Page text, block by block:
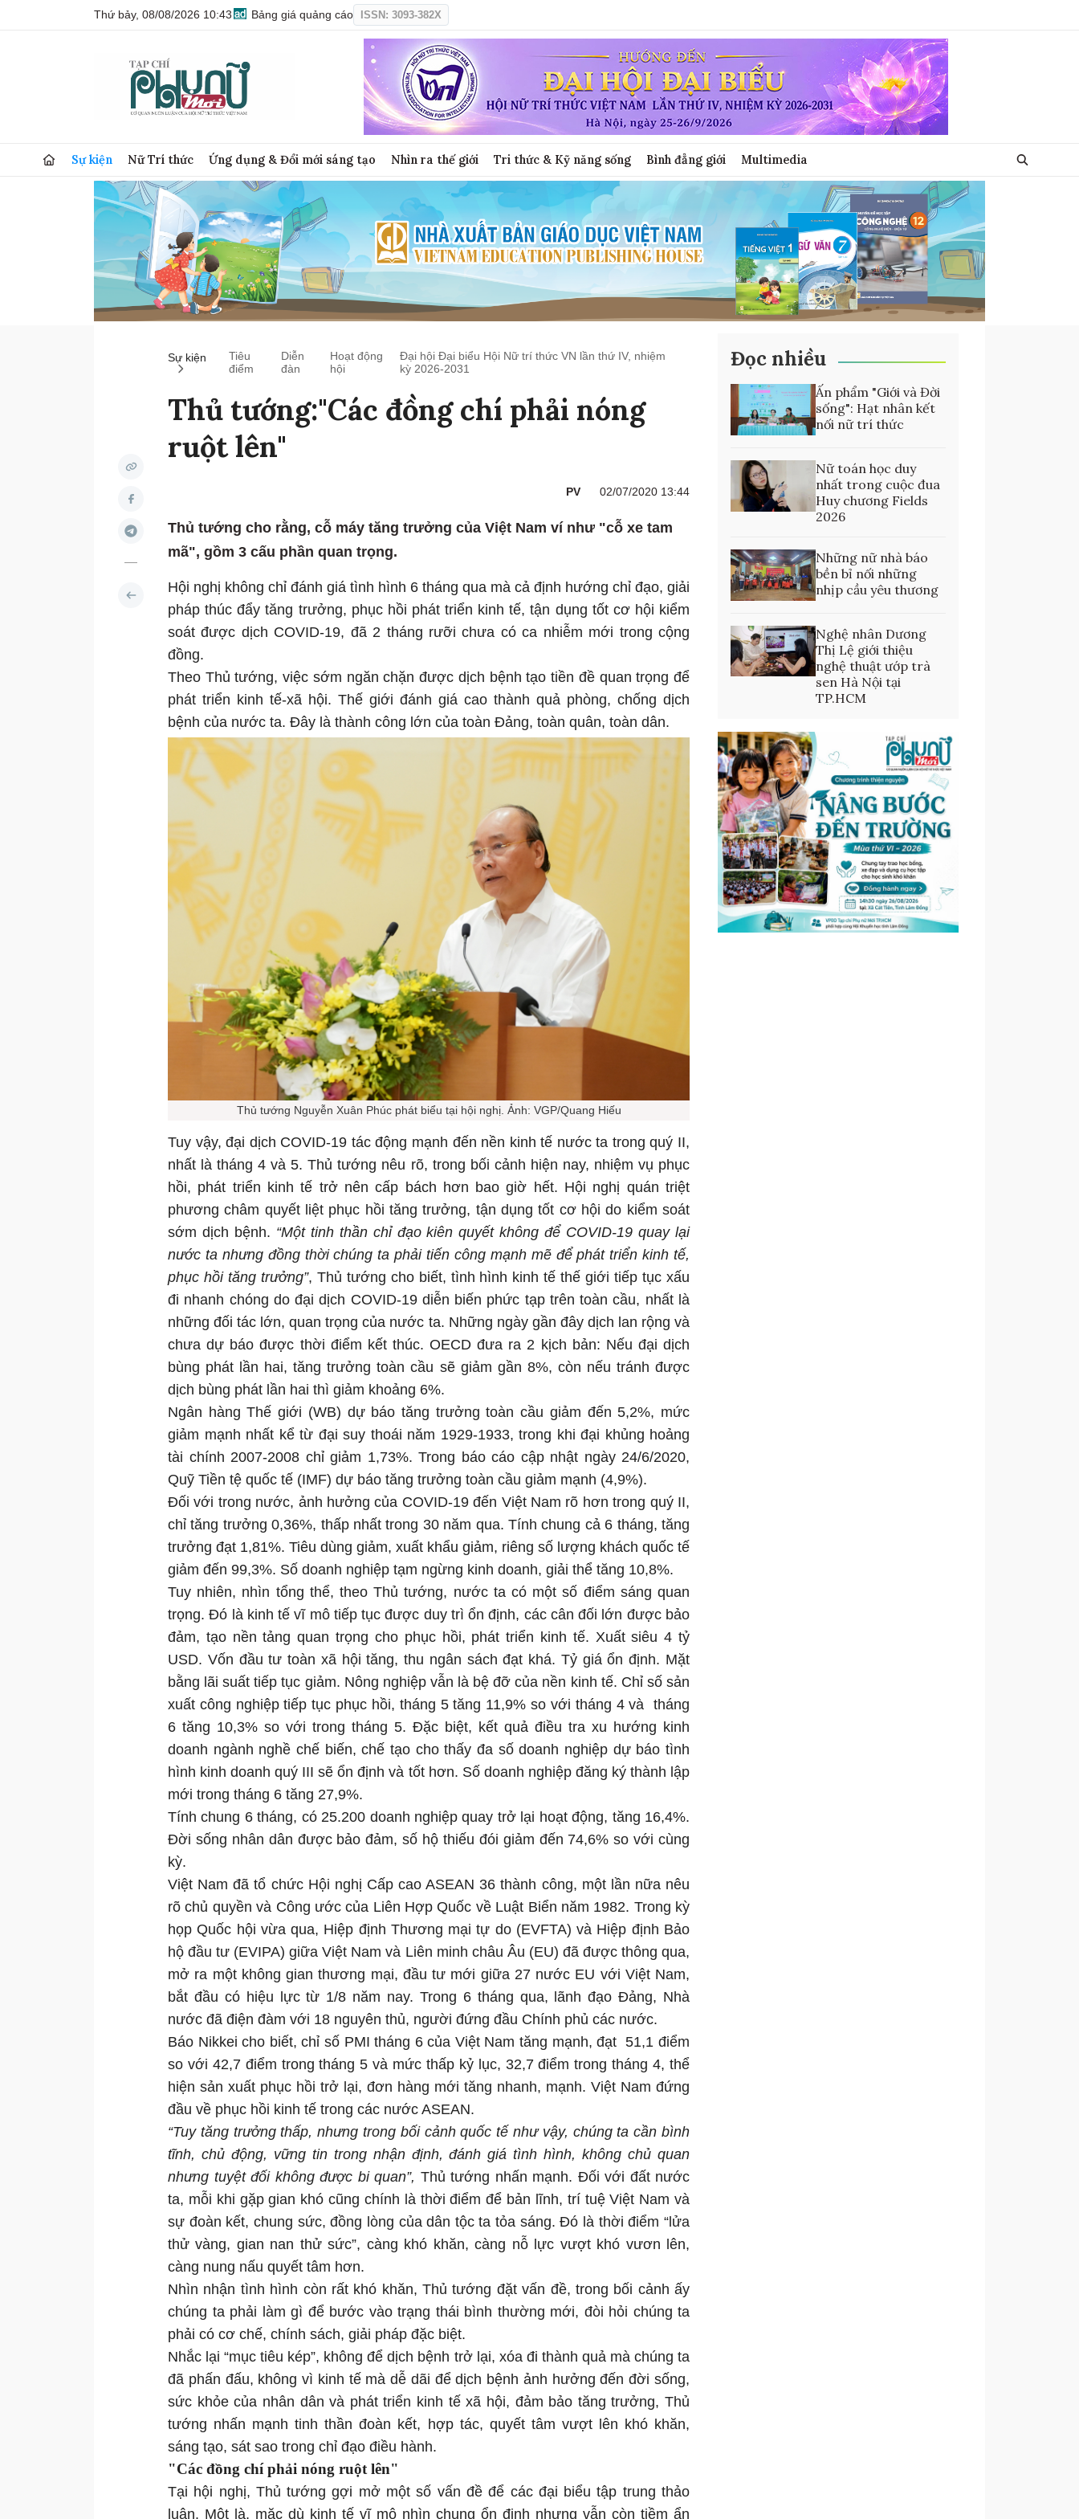
Thứ bảy, 08/08/2026 10:43 Bảng giá quảng cáo ISSN: 3093-382X
Sự kiện Nữ Trí thức Ứng dụng & Đổi mới sáng tạo Nhìn ra thế giới Tri thức & Kỹ năng sống Bình đẳng giới Multimedia
Sự kiện
Tiêu
điểm
Diễn
đàn
Hoạt động
hội
Đại hội Đại biểu Hội Nữ trí thức VN lần thứ IV, nhiệm
kỳ 2026-2031
Thủ tướng:"Các đồng chí phải nóng
ruột lên"
PV 02/07/2020 13:44
Thủ tướng cho rằng, cỗ máy tăng trưởng của Việt Nam ví như "cỗ xe tam
mã", gồm 3 cấu phần quan trọng.
Hội nghị không chỉ đánh giá tình hình 6 tháng qua mà cả định hướng chỉ đạo, giải
pháp thúc đẩy tăng trưởng, phục hồi phát triển kinh tế, tận dụng tốt cơ hội kiểm
soát được dịch COVID-19, đã 2 tháng rưỡi chưa có ca nhiễm mới trong cộng
đồng.
Theo Thủ tướng, việc sớm ngăn chặn được dịch bệnh tạo tiền đề quan trọng để
phát triển kinh tế-xã hội. Thế giới đánh giá cao thành quả phòng, chống dịch
bệnh của nước ta. Đây là thành công lớn của toàn Đảng, toàn quân, toàn dân.
Thủ tướng Nguyễn Xuân Phúc phát biểu tại hội nghị. Ảnh: VGP/Quang Hiếu
Tuy vậy, đại dịch COVID-19 tác động mạnh đến nền kinh tế nước ta trong quý II,
nhất là tháng 4 và 5. Thủ tướng nêu rõ, trong bối cảnh hiện nay, nhiệm vụ phục
hồi, phát triển kinh tế trở nên cấp bách hơn bao giờ hết. Hội nghị quán triệt
phương châm quyết liệt phục hồi tăng trưởng, tận dụng tốt cơ hội do kiểm soát
sớm dịch bệnh. “Một tinh thần chỉ đạo kiên quyết không để COVID-19 quay lại
nước ta nhưng đồng thời chúng ta phải tiến công mạnh mẽ để phát triển kinh tế,
phục hồi tăng trưởng”, Thủ tướng cho biết, tình hình kinh tế thế giới tiếp tục xấu
đi nhanh chóng do đại dịch COVID-19 diễn biến phức tạp trên toàn cầu, nhất là
những đối tác lớn, quan trọng của nước ta. Những ngày gần đây dịch lan rộng và
chưa dự báo được thời điểm kết thúc. OECD đưa ra 2 kịch bản: Nếu đại dịch
bùng phát lần hai, tăng trưởng toàn cầu sẽ giảm gần 8%, còn nếu tránh được
dịch bùng phát lần hai thì giảm khoảng 6%.
Ngân hàng Thế giới (WB) dự báo tăng trưởng toàn cầu giảm đến 5,2%, mức
giảm mạnh nhất kể từ đại suy thoái năm 1929-1933, trong khi đại khủng hoảng
tài chính 2007-2008 chỉ giảm 1,73%. Trong báo cáo cập nhật ngày 24/6/2020,
Quỹ Tiền tệ quốc tế (IMF) dự báo tăng trưởng toàn cầu giảm mạnh (4,9%).
Đối với trong nước, ảnh hưởng của COVID-19 đến Việt Nam rõ hơn trong quý II,
chỉ tăng trưởng 0,36%, thấp nhất trong 30 năm qua. Tính chung cả 6 tháng, tăng
trưởng đạt 1,81%. Tiêu dùng giảm, xuất khẩu giảm, riêng số lượng khách quốc tế
giảm đến 99,3%. Số doanh nghiệp tạm ngừng kinh doanh, giải thể tăng 10,8%.
Tuy nhiên, nhìn tổng thể, theo Thủ tướng, nước ta có một số điểm sáng quan
trọng. Đó là kinh tế vĩ mô tiếp tục được duy trì ổn định, các cân đối lớn được bảo
đảm, tạo nền tảng quan trọng cho phục hồi, phát triển kinh tế. Xuất siêu 4 tỷ
USD. Vốn đầu tư toàn xã hội tăng, thu ngân sách đạt khá. Tỷ giá ổn định. Mặt
bằng lãi suất tiếp tục giảm. Nông nghiệp vẫn là bệ đỡ của nền kinh tế. Chỉ số sản
xuất công nghiệp tiếp tục phục hồi, tháng 5 tăng 11,9% so với tháng 4 và tháng
6 tăng 10,3% so với trong tháng 5. Đặc biệt, kết quả điều tra xu hướng kinh
doanh ngành nghề chế biến, chế tạo cho thấy đa số doanh nghiệp dự báo tình
hình kinh doanh quý III sẽ ổn định và tốt hơn. Số doanh nghiệp đăng ký thành lập
mới trong tháng 6 tăng 27,9%.
Tính chung 6 tháng, có 25.200 doanh nghiệp quay trở lại hoạt động, tăng 16,4%.
Đời sống nhân dân được bảo đảm, số hộ thiếu đói giảm đến 74,6% so với cùng
kỳ.
Việt Nam đã tổ chức Hội nghị Cấp cao ASEAN 36 thành công, một lần nữa nêu
rõ chủ quyền và Công ước của Liên Hợp Quốc về Luật Biển năm 1982. Trong kỳ
họp Quốc hội vừa qua, Hiệp định Thương mại tự do (EVFTA) và Hiệp định Bảo
hộ đầu tư (EVIPA) giữa Việt Nam và Liên minh châu Âu (EU) đã được thông qua,
mở ra một không gian thương mại, đầu tư mới giữa 27 nước EU với Việt Nam,
bắt đầu có hiệu lực từ 1/8 năm nay. Trong 6 tháng qua, lãnh đạo Đảng, Nhà
nước đã điện đàm với 18 nguyên thủ, người đứng đầu Chính phủ các nước.
Báo Nikkei cho biết, chỉ số PMI tháng 6 của Việt Nam tăng mạnh, đạt 51,1 điểm
so với 42,7 điểm trong tháng 5 và mức thấp kỷ lục, 32,7 điểm trong tháng 4, thể
hiện sản xuất phục hồi trở lại, đơn hàng mới tăng nhanh, mạnh. Việt Nam đứng
đầu về phục hồi kinh tế trong các nước ASEAN.
“Tuy tăng trưởng thấp, nhưng trong bối cảnh quốc tế như vậy, chúng ta cần bình
tĩnh, chủ động, vững tin trong nhận định, đánh giá tình hình, không chủ quan
nhưng tuyệt đối không được bi quan”, Thủ tướng nhấn mạnh. Đối với đất nước
ta, mỗi khi gặp gian khó cũng chính là thời điểm để bản lĩnh, trí tuệ Việt Nam và
sự đoàn kết, chung sức, đồng lòng của dân tộc ta tỏa sáng. Đó là thời điểm “lửa
thử vàng, gian nan thử sức”, càng khó khăn, càng nỗ lực vượt khó vươn lên,
càng nung nấu quyết tâm hơn.
Nhìn nhận tình hình còn rất khó khăn, Thủ tướng đặt vấn đề, trong bối cảnh ấy
chúng ta phải làm gì để bước vào trạng thái bình thường mới, đòi hỏi chúng ta
phải có cơ chế, chính sách, giải pháp đặc biệt.
Nhắc lại “mục tiêu kép”, không để dịch bệnh trở lại, xóa đi thành quả mà chúng ta
đã phấn đấu, không vì kinh tế mà dễ dãi để dịch bệnh ảnh hưởng đến đời sống,
sức khỏe của nhân dân và phát triển kinh tế xã hội, đảm bảo tăng trưởng, Thủ
tướng nhấn mạnh tinh thần đoàn kết, hợp tác, quyết tâm vượt lên khó khăn,
sáng tạo, sát sao trong chỉ đạo điều hành.
"Các đồng chí phải nóng ruột lên"
Tại hội nghị, Thủ tướng gợi mở một số vấn đề để các đại biểu tập trung thảo
luận. Một là, mặc dù kinh tế vĩ mô nhìn chung ổn định nhưng vẫn còn tiềm ẩn
Đọc nhiều
Ấn phẩm "Giới và Đời
sống": Hạt nhân kết
nối nữ trí thức
Nữ toán học duy
nhất trong cuộc đua
Huy chương Fields
2026
Những nữ nhà báo
bền bỉ nối những
nhịp cầu yêu thương
Nghệ nhân Dương
Thị Lệ giới thiệu
nghệ thuật ướp trà
sen Hà Nội tại
TP.HCM